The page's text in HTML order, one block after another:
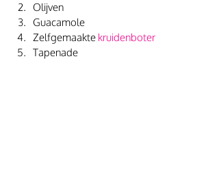
Olijven
Guacamole
Zelfgemaakte kruidenboter
Tapenade